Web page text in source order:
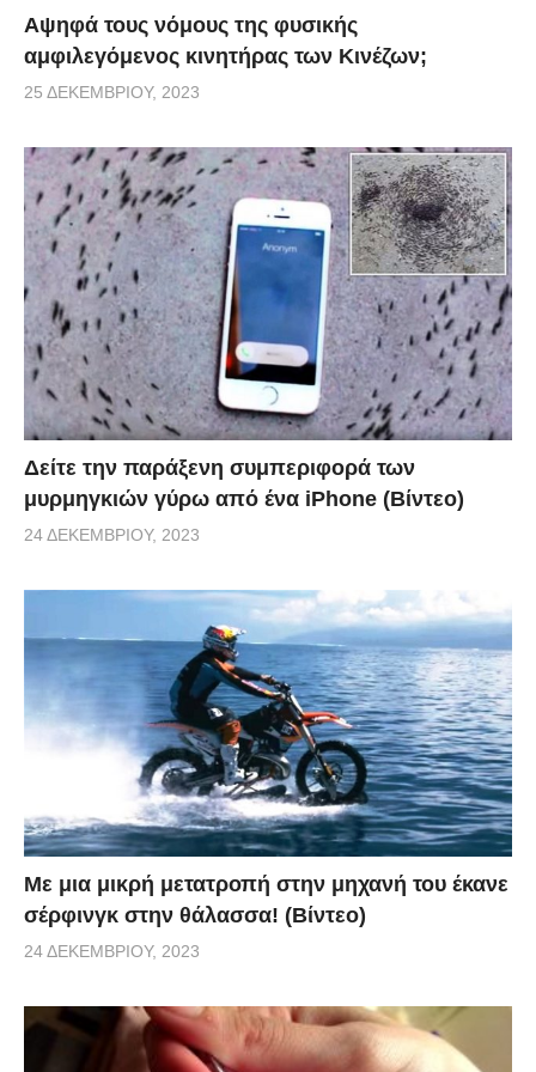
Αψηφά τους νόμους της φυσικής
αμφιλεγόμενος κινητήρας των Κινέζων;
25 ΔΕΚΕΜΒΡΊΟΥ, 2023
Δείτε την παράξενη συμπεριφορά των
μυρμηγκιών γύρω από ένα iPhone (Βίντεο)
24 ΔΕΚΕΜΒΡΊΟΥ, 2023
Με μια μικρή μετατροπή στην μηχανή του έκανε
σέρφινγκ στην θάλασσα! (Βίντεο)
24 ΔΕΚΕΜΒΡΊΟΥ, 2023